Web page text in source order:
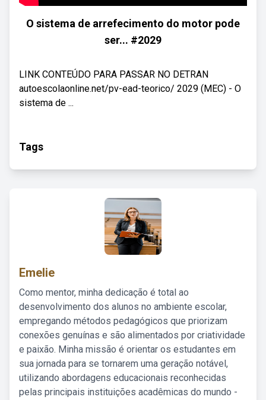
O sistema de arrefecimento do motor pode
ser... #2029
LINK CONTEÚDO PARA PASSAR NO DETRAN
autoescolaonline.net/pv-ead-teorico/ 2029 (MEC) - O
sistema de ...
Tags
Emelie
Como mentor, minha dedicação é total ao
desenvolvimento dos alunos no ambiente escolar,
empregando métodos pedagógicos que priorizam
conexões genuínas e são alimentados por criatividade
e paixão. Minha missão é orientar os estudantes em
sua jornada para se tornarem uma geração notável,
utilizando abordagens educacionais reconhecidas
pelas principais instituições acadêmicas do mundo -